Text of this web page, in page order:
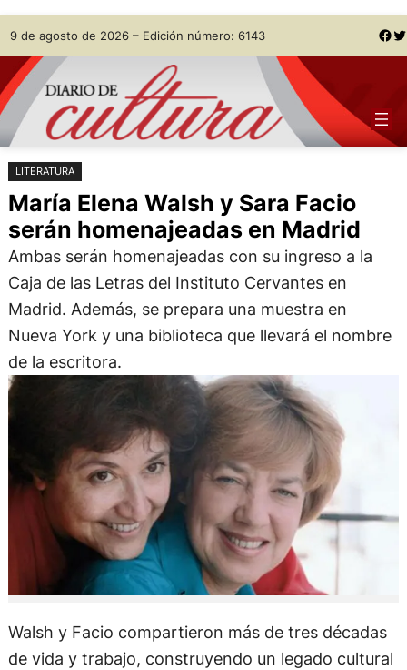
Saltar
al
contenido
Skip
to
content
9 de agosto de 2026 – Edición número: 6143 Facebook Twitter
LITERATURA
María Elena Walsh y Sara Facio
serán homenajeadas en Madrid
Ambas serán homenajeadas con su ingreso a la
Caja de las Letras del Instituto Cervantes en
Madrid. Además, se prepara una muestra en
Nueva York y una biblioteca que llevará el nombre
de la escritora.
Walsh y Facio compartieron más de tres décadas
de vida y trabajo, construyendo un legado cultural